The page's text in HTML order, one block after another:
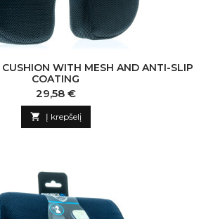
CUSHION WITH MESH AND ANTI-SLIP
COATING
Kaina
29,58 €
 Į krepšelį